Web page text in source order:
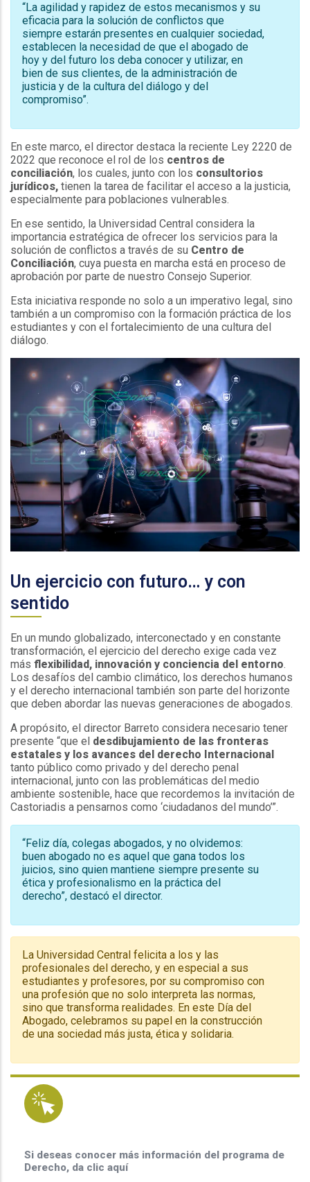
“La agilidad y rapidez de estos mecanismos y su
eficacia para la solución de conflictos que
siempre estarán presentes en cualquier sociedad,
establecen la necesidad de que el abogado de
hoy y del futuro los deba conocer y utilizar, en
bien de sus clientes, de la administración de
justicia y de la cultura del diálogo y del
compromiso”.
En este marco, el director destaca la reciente Ley 2220 de
2022 que reconoce el rol de los centros de
conciliación, los cuales, junto con los consultorios
jurídicos, tienen la tarea de facilitar el acceso a la justicia,
especialmente para poblaciones vulnerables.
En ese sentido, la Universidad Central considera la
importancia estratégica de ofrecer los servicios para la
solución de conflictos a través de su Centro de
Conciliación, cuya puesta en marcha está en proceso de
aprobación por parte de nuestro Consejo Superior.
Esta iniciativa responde no solo a un imperativo legal, sino
también a un compromiso con la formación práctica de los
estudiantes y con el fortalecimiento de una cultura del
diálogo.
Un ejercicio con futuro… y con
sentido
En un mundo globalizado, interconectado y en constante
transformación, el ejercicio del derecho exige cada vez
más flexibilidad, innovación y conciencia del entorno.
Los desafíos del cambio climático, los derechos humanos
y el derecho internacional también son parte del horizonte
que deben abordar las nuevas generaciones de abogados.
A propósito, el director Barreto considera necesario tener
presente “que el desdibujamiento de las fronteras
estatales y los avances del derecho Internacional
tanto público como privado y del derecho penal
internacional, junto con las problemáticas del medio
ambiente sostenible, hace que recordemos la invitación de
Castoriadis a pensarnos como ‘ciudadanos del mundo’”.
“Feliz día, colegas abogados, y no olvidemos:
buen abogado no es aquel que gana todos los
juicios, sino quien mantiene siempre presente su
ética y profesionalismo en la práctica del
derecho”, destacó el director.
La Universidad Central felicita a los y las
profesionales del derecho, y en especial a sus
estudiantes y profesores, por su compromiso con
una profesión que no solo interpreta las normas,
sino que transforma realidades. En este Día del
Abogado, celebramos su papel en la construcción
de una sociedad más justa, ética y solidaria.
Si deseas conocer más información del programa de
Derecho, da clic aquí